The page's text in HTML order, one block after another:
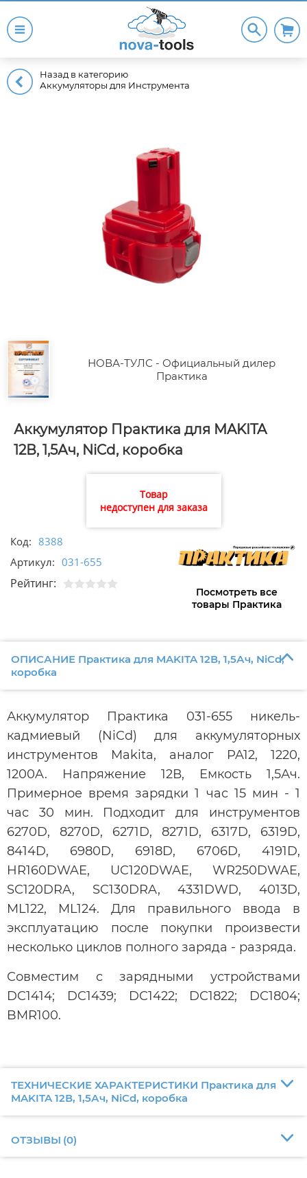
Назад в категорию
Аккумуляторы для Инструмента
НОВА-ТУЛС - Официальный дилер
Практика
Аккумулятор Практика для MAKITA
12В, 1,5Ач, NiCd, коробка
Товар
недоступен для заказа
Код: 8388
Артикул: 031-655
Рейтинг:
Посмотреть все
товары Практика
ОПИСАНИЕ Практика для MAKITA 12В, 1,5Ач, NiCd,
коробка
Аккумулятор Практика 031-655 никель-
кадмиевый (NiCd) для аккумуляторных
инструментов Makita, аналог PA12, 1220,
1200A. Напряжение 12В, Емкость 1,5Ач.
Примерное время зарядки 1 час 15 мин - 1
час 30 мин. Подходит для инструментов
6270D, 8270D, 6271D, 8271D, 6317D, 6319D,
8414D, 6980D, 6918D, 6706D, 4191D,
HR160DWAE, UC120DWAE, WR250DWAE,
SC120DRA, SC130DRA, 4331DWD, 4013D,
ML122, ML124. Для правильного ввода в
эксплуатацию после покупки произвести
несколько циклов полного заряда - разряда.
Совместим с зарядными устройствами
DC1414; DC1439; DC1422; DC1822; DC1804;
BMR100.
ТЕХНИЧЕСКИЕ ХАРАКТЕРИСТИКИ Практика для
MAKITA 12В, 1,5Ач, NiCd, коробка
ОТЗЫВЫ (0)